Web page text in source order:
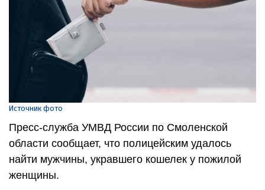
Источник фото
Пресс-служба УМВД России по Смоленской
области сообщает, что полицейским удалось
найти мужчины, укравшего кошелек у пожилой
женщины.